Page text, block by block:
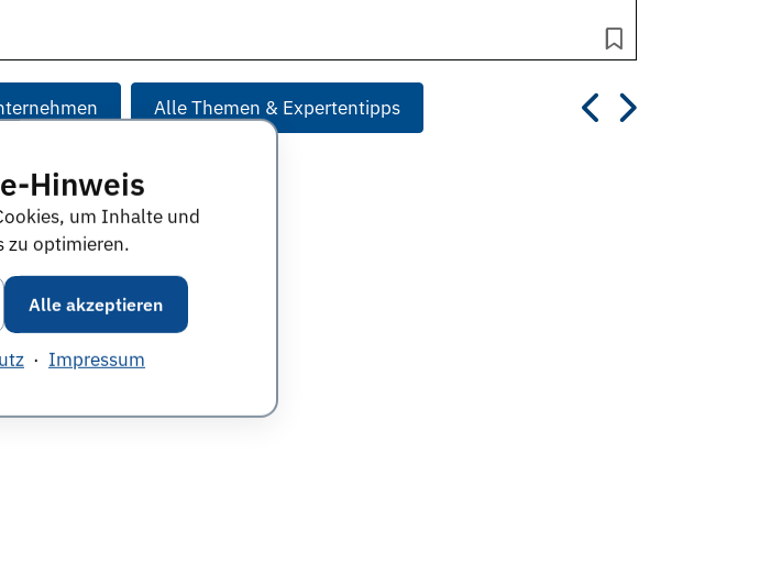
Hinweis
um Inhalte und
zu optimieren.
Alle akzeptieren
· Impressum
Alle Themen & Expertentipps